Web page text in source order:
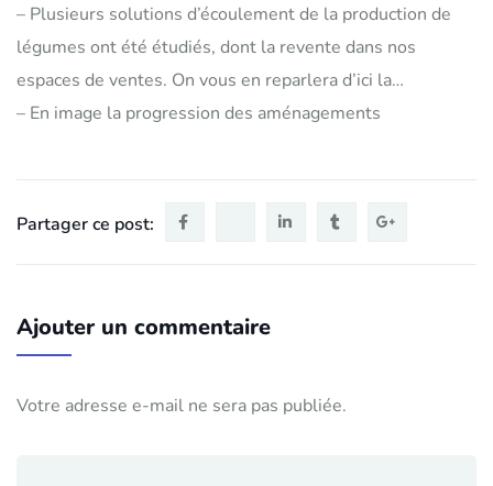
– Plusieurs solutions d’écoulement de la production de
légumes ont été étudiés, dont la revente dans nos
espaces de ventes. On vous en reparlera d’ici la…
– En image la progression des aménagements
Partager ce post:
Ajouter un commentaire
Votre adresse e-mail ne sera pas publiée.